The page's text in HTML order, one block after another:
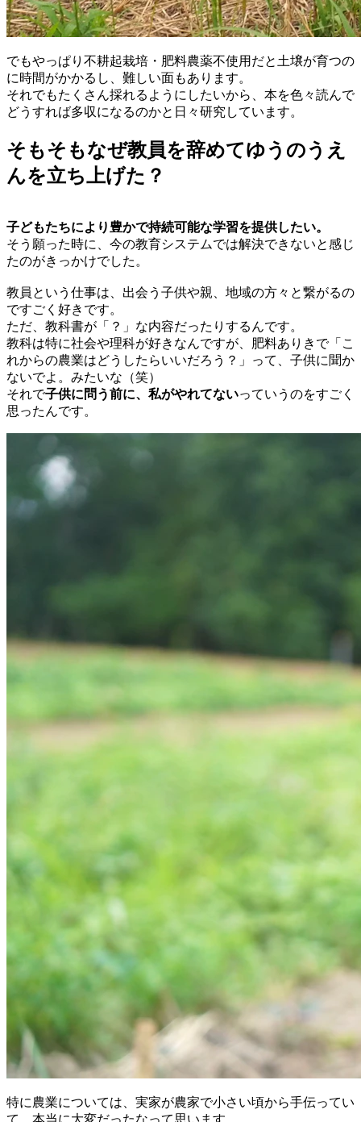
でもやっぱり不耕起栽培・肥料農薬不使用だと土壌が育つの
に時間がかかるし、難しい面もあります。
それでもたくさん採れるようにしたいから、本を色々読んで
どうすれば多収になるのかと日々研究しています。
そもそもなぜ教員を辞めてゆうのうえ
んを立ち上げた？
子どもたちにより豊かで持続可能な学習を提供したい。
そう願った時に、今の教育システムでは解決できないと感じ
たのがきっかけでした。
教員という仕事は、出会う子供や親、地域の方々と繋がるの
ですごく好きです。
ただ、教科書が「？」な内容だったりするんです。
教科は特に社会や理科が好きなんですが、肥料ありきで「こ
れからの農業はどうしたらいいだろう？」って、子供に聞か
ないでよ。みたいな（笑）
それで子供に問う前に、私がやれてないっていうのをすごく
思ったんです。
特に農業については、実家が農家で小さい頃から手伝ってい
て、本当に大変だったなって思います。